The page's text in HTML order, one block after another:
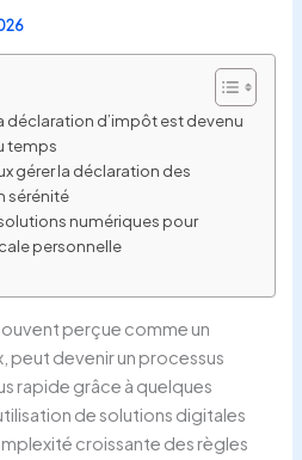
d’impôt est devenu
temps
gérer la déclaration des
sérénité
numériques pour
personnelle
perçue comme un
peut devenir un processus
rapide grâce à quelques
de solutions digitales
croissante des règles